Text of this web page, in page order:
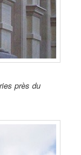
près du